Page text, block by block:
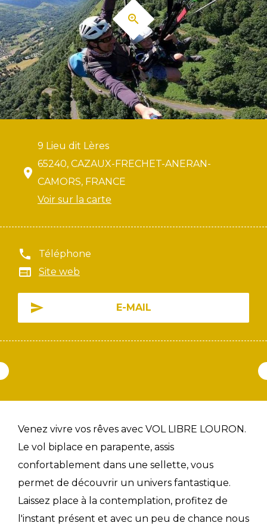
9 Lieu dit Lères
65240, CAZAUX-FRECHET-ANERAN-
CAMORS, FRANCE
Voir sur la carte
Téléphone
Site web
E-MAIL
Venez vivre vos rêves avec VOL LIBRE LOURON.
Le vol biplace en parapente, assis
confortablement dans une sellette, vous
permet de découvrir un univers fantastique.
Laissez place à la contemplation, profitez de
l'instant présent et avec un peu de chance nous